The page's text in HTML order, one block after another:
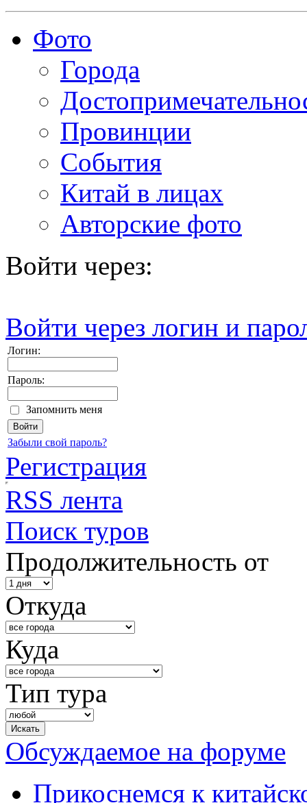
Фото
Города
Провинции
События
Китай в лицах
Авторские фото
Войти через:
Войти через логин и
Логин:
Пароль:
Запомнить меня
Забыли свой пароль?
Регистрация
RSS лента
Поиск туров
Продолжительность от
Откуда
Куда
Тип тура
Обсуждаемое на форуме
Прикоснемся к